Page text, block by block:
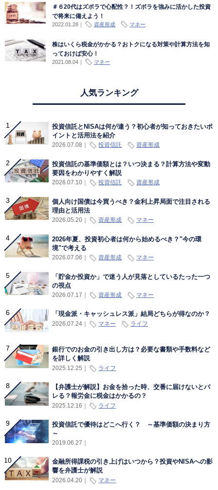
＃６20代はズボラで心配性？！ズボラを強みに活かした投資
で将来に備えよう！
2022.01.28｜ 資産形成 マネー
株はいくら税金がかかる？おトクになる対策や計算方法を知
っておけば安心！
2021.08.04｜ マネー
人気ランキング
投資信託とNISAは何が違う？初心者が知っておきたいポ
イントと活用法を紹介
2026.07.08 投資信託 資産形成
投資信託の基準価額とは？いつ決まる？計算方法や変動
要因をわかりやすく解説
2026.07.10｜ 投資信託 資産形成
個人向け国債は今買うべき？金利上昇局面で注目される
理由と活用法
2026.05.20｜ 資産形成 マネー
2026年夏、投資初心者は何から始めるべき？"今の環
境"で考える
2026.07.06 資産形成 マネー
「貯金か投資か」で迷う人が見落としているたった一つ
の視点
2026.07.17 資産形成 マネー
「現金派・キャッシュレス派」結局どちらが得なのか？
2026.07.24｜ マネー ライフ
銀行でのお金の引き出し方は？必要な書類や手数料など
を詳しく解説
2025.12.25 ライフ
【弁護士が解説】お金を拾った時、交番に届けないとバ
レる？報労金に税金はかかるの？
2025.12.16 ライフ
投資信託で優待はどこへ行く？ ～基準価額の決まり方
～
2019.06.27
金融所得課税の引き上げはいつから？投資やNISAへの影
響を弁護士が解説
2026.04.20｜ マネー